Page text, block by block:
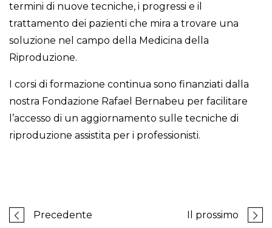
termini di nuove tecniche, i progressi e il
trattamento dei pazienti che mira a trovare una
soluzione nel campo della Medicina della
Riproduzione.
I corsi di formazione continua sono finanziati dalla
nostra Fondazione Rafael Bernabeu per facilitare
l’accesso di un aggiornamento sulle tecniche di
riproduzione assistita per i professionisti.
Precedente Il prossimo